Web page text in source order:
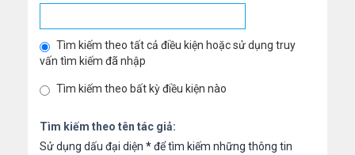
Tìm kiếm theo tất cả điều kiện hoặc sử dụng truy
vấn tìm kiếm đã nhập
Tìm kiếm theo bất kỳ điều kiện nào
Tìm kiếm theo tên tác giả:
Sử dụng dấu đại diện *để tìm kiếm những thông tin